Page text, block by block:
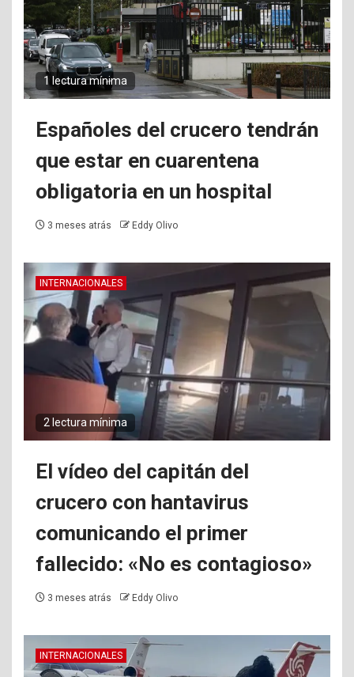
1 lectura mínima
Españoles del crucero tendrán
que estar en cuarentena
obligatoria en un hospital
3 meses atrás Eddy Olivo
INTERNACIONALES
2 lectura mínima
El vídeo del capitán del
crucero con hantavirus
comunicando el primer
fallecido: «No es contagioso»
3 meses atrás Eddy Olivo
INTERNACIONALES